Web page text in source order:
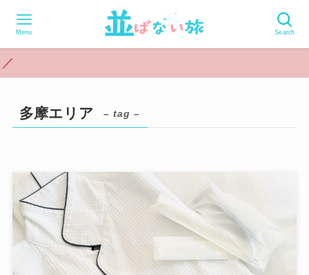
Search
Menu
多摩エリア – tag –